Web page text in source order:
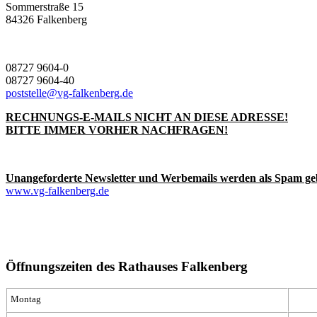
Sommerstraße 15
84326 Falkenberg
08727 9604-0
08727 9604-40
poststelle@vg-falkenberg.de
RECHNUNGS-E-MAILS NICHT AN DIESE ADRESSE!
BITTE IMMER VORHER NACHFRAGEN!
Unangeforderte Newsletter und Werbemails werden als Spam
www.vg-falkenberg.de
Öffnungszeiten des Rathauses Falkenberg
Montag